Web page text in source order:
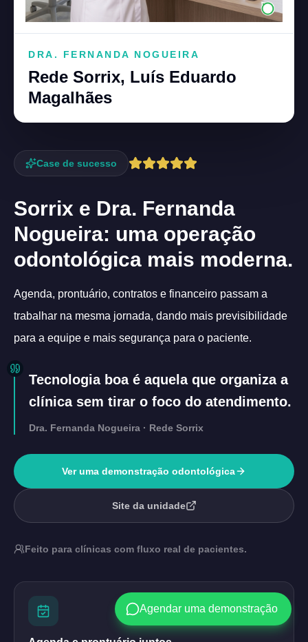
DRA. FERNANDA NOGUEIRA
Rede Sorrix, Luís Eduardo
Magalhães
Case de sucesso
Sorrix e Dra. Fernanda
Nogueira: uma operação
odontológica mais moderna.
Agenda, prontuário, contratos e financeiro passam a
trabalhar na mesma jornada, dando mais previsibilidade
para a equipe e mais segurança para o paciente.
Tecnologia boa é aquela que organiza a
clínica sem tirar o foco do atendimento.
Dra. Fernanda Nogueira · Rede Sorrix
Ver uma demonstração odontológica
Site da unidade
Feito para clínicas com fluxo real de pacientes.
Agendar uma demonstração